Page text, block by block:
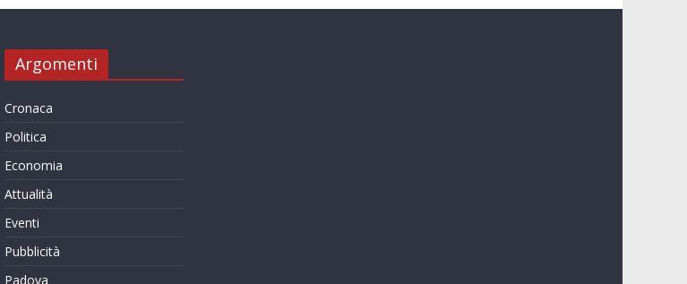
Argomenti
Cronaca
Politica
Economia
Attualità
Eventi
Pubblicità
Padova